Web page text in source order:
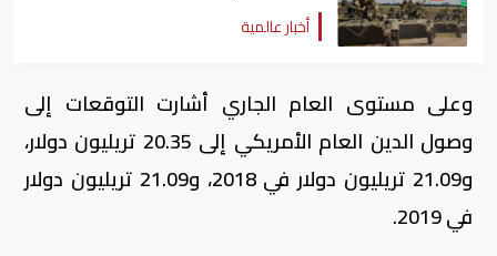
أخبار عالمية
وعلى مستوى العام الجاري أشارت التوقعات إلى
وصول الدين العام الأمريكي إلى 20.35 تريليون دولار،
و21.09 تريليون دولار في 2018، و21.09 تريليون دولار
في 2019.